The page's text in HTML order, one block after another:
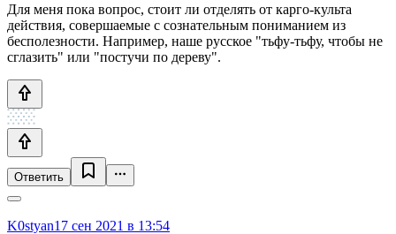
Для меня пока вопрос, стоит ли отделять от карго-культа
действия, совершаемые с сознательным пониманием из
бесполезности. Например, наше русское "тьфу-тьфу, чтобы не
сглазить" или "постучи по дереву".
Ответить
K0styan17 сен 2021 в 13:54